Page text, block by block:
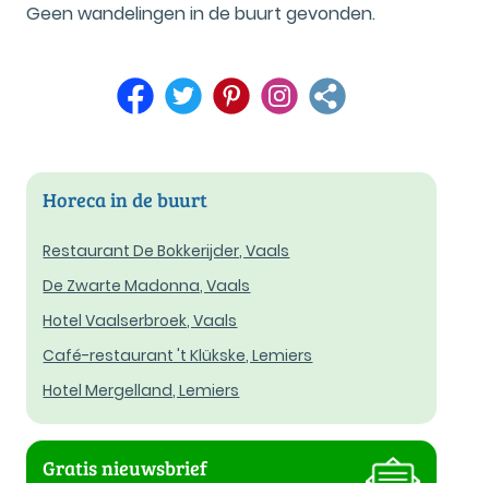
Geen wandelingen in de buurt gevonden.
Horeca in de buurt
Restaurant De Bokkerijder, Vaals
De Zwarte Madonna, Vaals
Hotel Vaalserbroek, Vaals
Café-restaurant 't Klükske, Lemiers
Hotel Mergelland, Lemiers
Gratis nieuwsbrief